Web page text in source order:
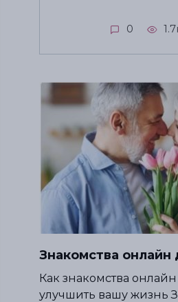
0
Знакомства онлайн
Как знакомства онлайн
улучшить вашу жизнь